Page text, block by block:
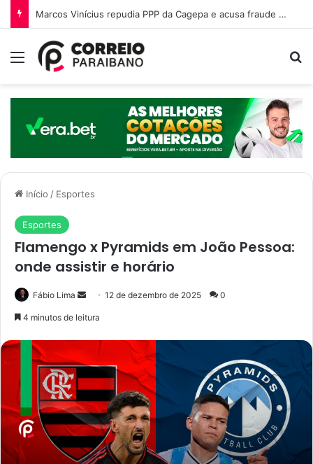
Marcos Vinícius repudia PPP da Cagepa e acusa fraude no leilão
Menu
Início / Esportes
Esportes
Flamengo x Pyramids em João Pessoa:
onde assistir e horário
Fábio Lima
Mande
mail
12 de dezembro de 2025 0
4 minutos de leitura